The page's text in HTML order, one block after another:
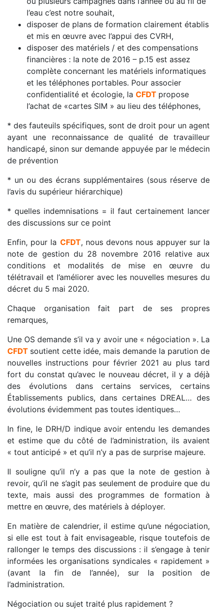
l’eau c’est notre souhait,
disposer de plans de formation clairement établis
et mis en œuvre avec l’appui des CVRH,
disposer des matériels / et des compensations
financières : la note de 2016 – p.15 est assez
complète concernant les matériels informatiques
et les téléphones portables. Pour associer
confidentialité et écologie, la CFDT propose
l’achat de «cartes SIM » au lieu des téléphones,
* des fauteuils spécifiques, sont de droit pour un agent
ayant une reconnaissance de qualité de travailleur
handicapé, sinon sur demande appuyée par le médecin
de prévention
* un ou des écrans supplémentaires (sous réserve de
l’avis du supérieur hiérarchique)
* quelles indemnisations = il faut certainement lancer
des discussions sur ce point
Enfin, pour la CFDT, nous devons nous appuyer sur la
note de gestion du 28 novembre 2016 relative aux
conditions et modalités de mise en œuvre du
télétravail et l’améliorer avec les nouvelles mesures du
décret du 5 mai 2020.
Chaque organisation fait part de ses propres
remarques,
Une OS demande s’il va y avoir une « négociation ». La
CFDT soutient cette idée, mais demande la parution de
nouvelles instructions pour février 2021 au plus tard
fort du constat qu’avec le nouveau décret, il y a déjà
des évolutions dans certains services, certains
Établissements publics, dans certaines DREAL… des
évolutions évidemment pas toutes identiques…
In fine, le DRH/D indique avoir entendu les demandes
et estime que du côté de l’administration, ils avaient
« tout anticipé » et qu’il n’y a pas de surprise majeure.
Il souligne qu’il n’y a pas que la note de gestion à
revoir, qu’il ne s’agit pas seulement de produire que du
texte, mais aussi des programmes de formation à
mettre en œuvre, des matériels à déployer.
En matière de calendrier, il estime qu’une négociation,
si elle est tout à fait envisageable, risque toutefois de
rallonger le temps des discussions : il s’engage à tenir
informées les organisations syndicales « rapidement »
(avant la fin de l’année), sur la position de
l’administration.
Négociation ou sujet traité plus rapidement ?